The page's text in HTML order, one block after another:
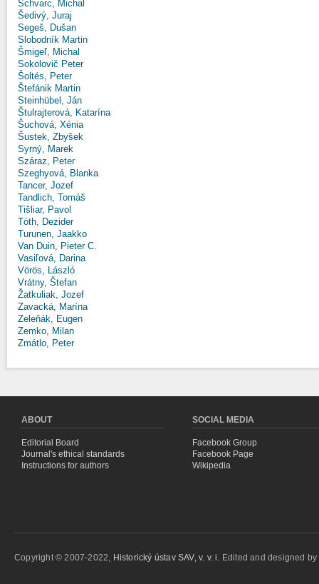
Schvarc, Michal
Šedivý, Juraj
Segeš, Dušan
Slobodník Martin
Šmigeľ, Michal
Sokolovič Peter
Šoltés, Peter
Štefánik Martin
Steinhübel, Ján
Štulrajterová, Katarína
Šuchová, Xénia
Šustek, Zbyšek
Syrný, Marek
Száraz, Peter
Szeghyová, Blanka
Tancer, Jozef
Tandlich, Tomáš
Tišliar, Pavol
Tóth, Dezider
Turunen, Jaakko
Van Duin, Pieter C.
Vasiľová, Darina
Vörös, László
Vrátny, Štefan
Žatkuliak, Jozef
Zavacká, Marína
Zeleňák, Eugen
Zemko, Milan
Zmátlo, Peter
ABOUT
Editorial Board
Journal's ethical standards
Instructions for authors
SOCIAL MEDIA
Facebook Group
Facebook Page
Wikipedia
Copyright © 2007-2022, Historický ústav SAV, v. v. i. Edited and designed by